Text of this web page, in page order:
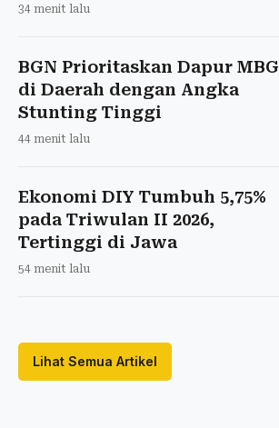
34 menit lalu
BGN Prioritaskan Dapur MBG
di Daerah dengan Angka
Stunting Tinggi
44 menit lalu
Ekonomi DIY Tumbuh 5,75%
pada Triwulan II 2026,
Tertinggi di Jawa
54 menit lalu
Lihat Semua Artikel